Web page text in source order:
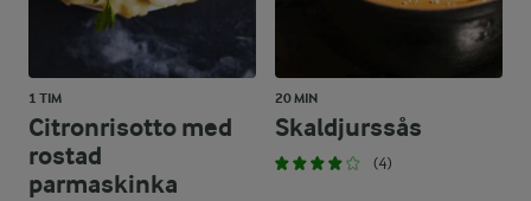
1 TIM
Citronrisotto med
rostad
parmaskinka
20 MIN
Skaldjurssås
(4)